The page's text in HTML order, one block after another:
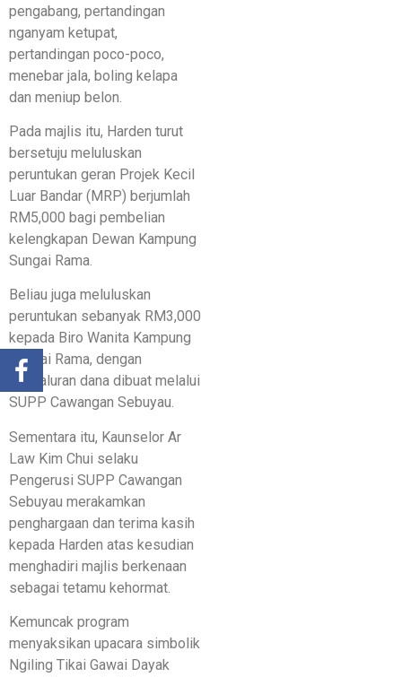
pengabang, pertandingan
nganyam ketupat,
pertandingan poco-poco,
menebar jala, boling kelapa
dan meniup belon.
Pada majlis itu, Harden turut
bersetuju meluluskan
peruntukan geran Projek Kecil
Luar Bandar (MRP) berjumlah
RM5,000 bagi pembelian
kelengkapan Dewan Kampung
Sungai Rama.
Beliau juga meluluskan
peruntukan sebanyak RM3,000
kepada Biro Wanita Kampung
Sungai Rama, dengan
penyaluran dana dibuat melalui
SUPP Cawangan Sebuyau.
Sementara itu, Kaunselor Ar
Law Kim Chui selaku
Pengerusi SUPP Cawangan
Sebuyau merakamkan
penghargaan dan terima kasih
kepada Harden atas kesudian
menghadiri majlis berkenaan
sebagai tetamu kehormat.
Kemuncak program
menyaksikan upacara simbolik
Ngiling Tikai Gawai Dayak